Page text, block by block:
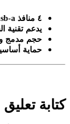
٤ منافذ
يدعم تقنية
حجم مدمج
حماية
كتابة تعليق